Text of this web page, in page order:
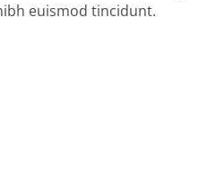
euismod tincidunt.